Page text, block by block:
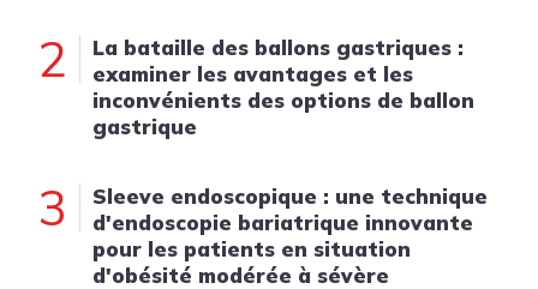
2
La bataille des ballons gastriques :
examiner les avantages et les
inconvénients des options de ballon
gastrique
3
Sleeve endoscopique : une technique
d'endoscopie bariatrique innovante
pour les patients en situation
d'obésité modérée à sévère